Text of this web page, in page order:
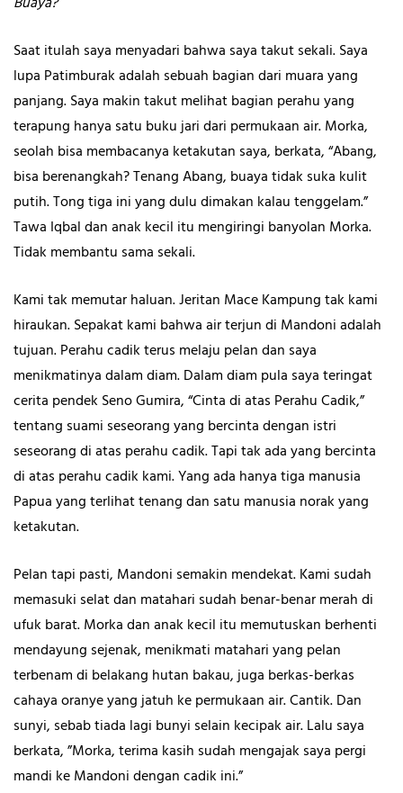
Saat itulah saya menyadari bahwa saya takut sekali. Saya
lupa Patimburak adalah sebuah bagian dari muara yang
panjang. Saya makin takut melihat bagian perahu yang
terapung hanya satu buku jari dari permukaan air. Morka,
seolah bisa membacanya ketakutan saya, berkata, “Abang,
bisa berenangkah? Tenang Abang, buaya tidak suka kulit
putih. Tong tiga ini yang dulu dimakan kalau tenggelam.”
Tawa Iqbal dan anak kecil itu mengiringi banyolan Morka.
Tidak membantu sama sekali.
Kami tak memutar haluan. Jeritan Mace Kampung tak kami
hiraukan. Sepakat kami bahwa air terjun di Mandoni adalah
tujuan. Perahu cadik terus melaju pelan dan saya
menikmatinya dalam diam. Dalam diam pula saya teringat
cerita pendek Seno Gumira, “Cinta di atas Perahu Cadik,”
tentang suami seseorang yang bercinta dengan istri
seseorang di atas perahu cadik. Tapi tak ada yang bercinta
di atas perahu cadik kami. Yang ada hanya tiga manusia
Papua yang terlihat tenang dan satu manusia norak yang
ketakutan.
Pelan tapi pasti, Mandoni semakin mendekat. Kami sudah
memasuki selat dan matahari sudah benar-benar merah di
ufuk barat. Morka dan anak kecil itu memutuskan berhenti
mendayung sejenak, menikmati matahari yang pelan
terbenam di belakang hutan bakau, juga berkas-berkas
cahaya oranye yang jatuh ke permukaan air. Cantik. Dan
sunyi, sebab tiada lagi bunyi selain kecipak air. Lalu saya
berkata, ”Morka, terima kasih sudah mengajak saya pergi
mandi ke Mandoni dengan cadik ini.”